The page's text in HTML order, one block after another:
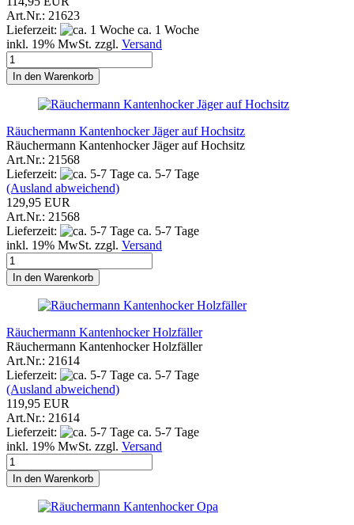
Art.Nr.: 21623
Lieferzeit:
ca. 1 Woche
inkl. 19% MwSt. zzgl. Versand
In den Warenkorb
Räuchermann Kantenhocker Jäger auf Hochsitz
Räuchermann Kantenhocker Jäger auf Hochsitz
Art.Nr.: 21568
Lieferzeit:
ca. 5-7 Tage
(Ausland abweichend)
129,95 EUR
Art.Nr.: 21568
Lieferzeit:
ca. 5-7 Tage
inkl. 19% MwSt. zzgl. Versand
In den Warenkorb
Räuchermann Kantenhocker Holzfäller
Räuchermann Kantenhocker Holzfäller
Art.Nr.: 21614
Lieferzeit:
ca. 5-7 Tage
(Ausland abweichend)
119,95 EUR
Art.Nr.: 21614
Lieferzeit:
ca. 5-7 Tage
inkl. 19% MwSt. zzgl. Versand
In den Warenkorb